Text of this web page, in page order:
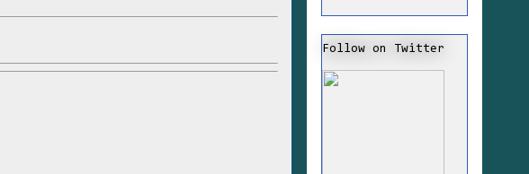
Follow on Twitter